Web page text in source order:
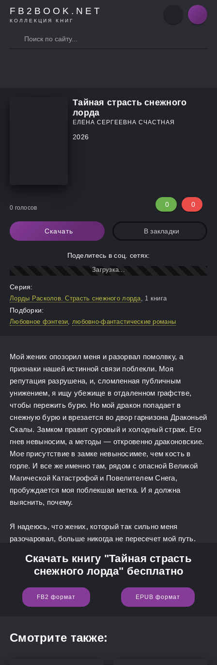
FB2BOOK.NET
КОЛЛЕКЦИЯ КНИГ
Тайная страсть снежного
лорда
ЕЛЕНА СЕРГЕЕВНА СЧАСТНАЯ
2026
0 голосов 0 0
Скачать В закладки
Поделитесь в соц. сетях:
Серия:
Лорды Расколов. Страсть снежного лорда, 1 книга
Подборки:
Любовное фэнтези,любовно-фантастические романы
Мой жених опозорил меня и разорвал помолвку, а
признаки нашей истинной связи поблекли. Моя
репутация разрушена, и, сломленная публичным
унижением, я ищу убежище в отдаленном графстве,
чтобы пережить бурю. Но мой дракон попадает в
снежную бурю и врезается во двор гарнизона Драконьей
Скалы. Замком правит суровый и холодный страж. Его
гнев невыносим, ​​а методы — откровенно драконовские.
Мое присутствие в замке невыносимее, чем кость в
горле. И все же именно там, рядом с опасной Великой
Магической Катастрофой и Повелителем Снега,
пробуждается моя поблекшая метка. И я должна
выяснить, почему.
Я надеюсь, что жених, который так сильно меня
разочаровал, больше никогда не пересечет мой путь.
Скачать книгу "Тайная страсть
снежного лорда" бесплатно
FB2 формат EPUB формат
Смотрите также: